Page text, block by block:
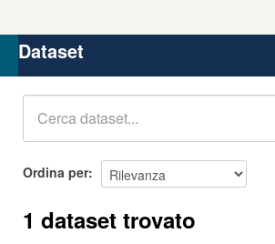
Organizzazioni
Gruppi
Dataset
Ordina per
1 dataset trovato